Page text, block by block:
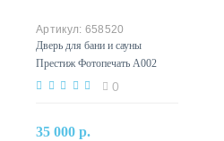
658520
Дверь для бани и сауны
Престиж Фотопечать А002
0
35 000 р.